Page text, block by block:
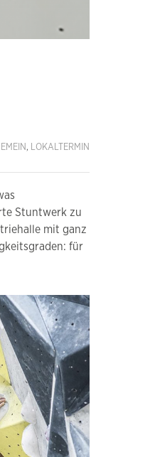
, LOKALTERMIN
Stuntwerk zu
mit ganz
für